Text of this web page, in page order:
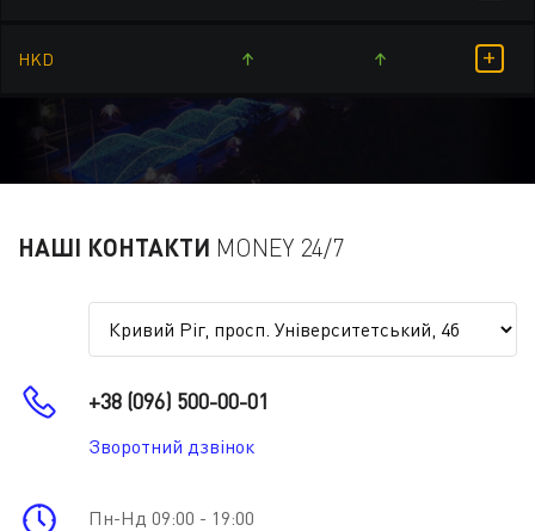
HKD +
НАШІ КОНТАКТИ MONEY 24/7
+38 (096) 500-00-01
Зворотний дзвінок
Пн-Нд 09:00 - 19:00